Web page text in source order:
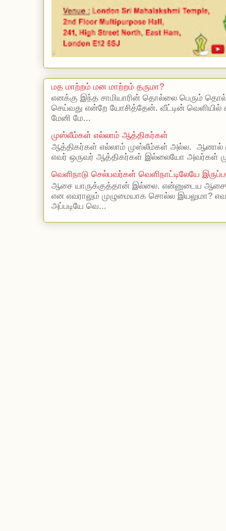
மத மாற்றம் மன மாற்றம் தருமா?
எனக்கு இந்த சாமியாரின் தொல்லை பெரும்
செய்வது என்றே யோசித்தேன். வீட்டின்
மேனி மே...
முஸ்லீம்கள் எல்லாம் ஆத்திகர்கள்
ஆத்திகர்கள் எல்லாம் முஸ்லீம்கள் அல்ல. ஆனால்
எவர் ஒருவர் ஆத்திகர்கள் இல்லையோ அவர்கள்
வெளிநாடு செல்பவர்கள் வெளிநாட்டிலேயே
ஆசை யாருக்குத்தான் இல்லை. என்னுடைய
என எவராலும் முழுமையாக சொல்ல இயலுமா?
அப்படியே வெ...